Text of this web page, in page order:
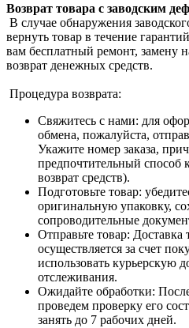
Возврат товара с заводским
В случае обнаружения
вернуть товар в течение
вам бесплатный ремонт, замену
возврат денежных средств.
Процедура возврата:
Свяжитесь с нами: для
обмена, пожалуйста,
Укажите номер заказа,
предпочтительный способ
возврат средств).
Подготовьте товар:
оригинальную упаковку,
сопроводительные
Отправьте товар: Доставка
осуществляется за счет
использовать курьерскую
отслеживания.
Ожидайте обработки:
проведем проверку его
занять до 7 рабочих дней.